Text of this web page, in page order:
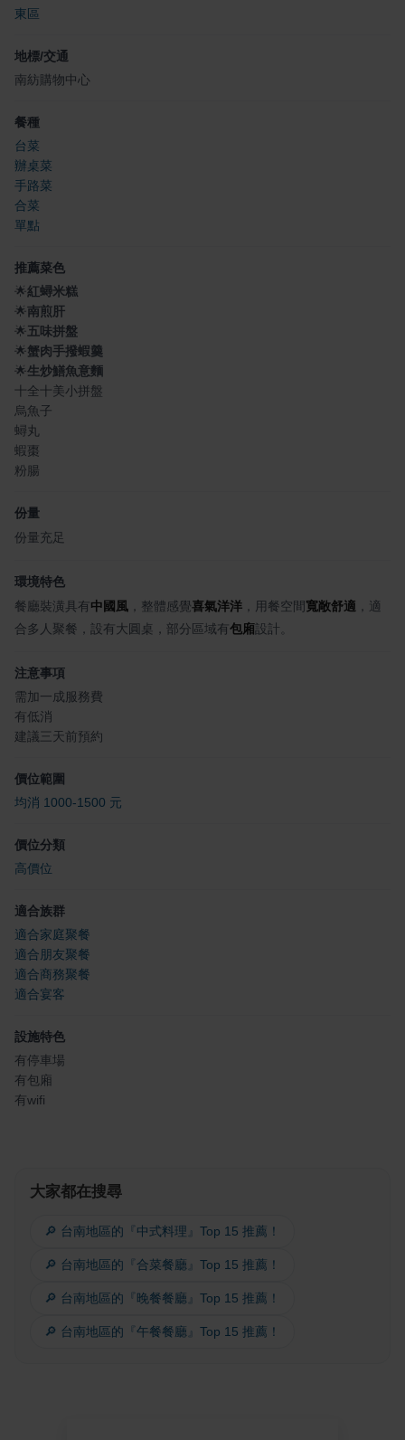
東區
地標/交通
南紡購物中心
餐種
台菜
辦桌菜
手路菜
合菜
單點
推薦菜色
🌟紅蟳米糕
🌟南煎肝
🌟五味拼盤
🌟蟹肉手撥蝦羹
🌟生炒鱔魚意麵
十全十美小拼盤
烏魚子
蟳丸
蝦棗
粉腸
份量
份量充足
環境特色
餐廳裝潢具有 中國風 ，整體感覺喜氣洋洋 ，用餐空間寬敞舒適 ，適
合多人聚餐，設有大圓桌，部分區域有包廂設計。
注意事項
需加一成服務費
有低消
建議三天前預約
價位範圍
均消 1000-1500 元
價位分類
高價位
適合族群
適合家庭聚餐
適合朋友聚餐
適合商務聚餐
適合宴客
設施特色
有停車場
有包廂
有wifi
大家都在搜尋
🔎 台南地區的『中式料理』Top 15 推薦！
🔎 台南地區的『合菜餐廳』Top 15 推薦！
🔎 台南地區的『晚餐餐廳』Top 15 推薦！
🔎 台南地區的『午餐餐廳』Top 15 推薦！